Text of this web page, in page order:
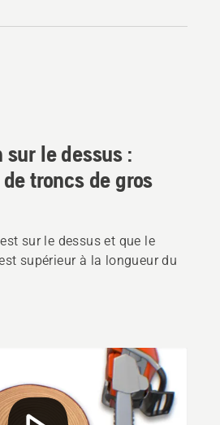
sur le dessus :
troncs de gros
sur le dessus et que le
supérieur à la longueur du